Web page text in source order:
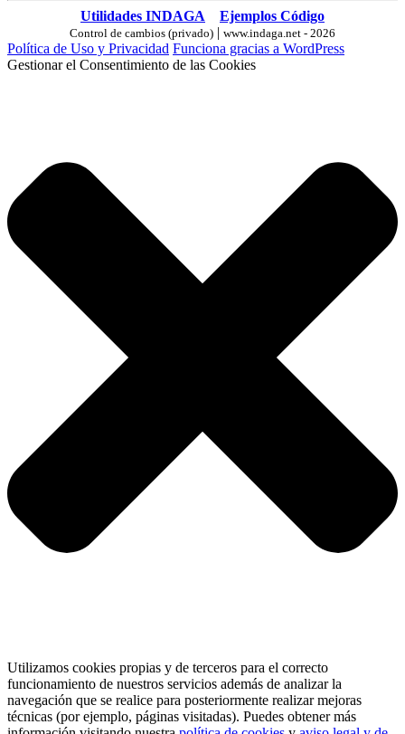
Utilidades INDAGA Ejemplos Código
Control de cambios (privado) | www.indaga.net - 2026
Política de Uso y Privacidad Funciona gracias a WordPress
Gestionar el Consentimiento de las Cookies
Utilizamos cookies propias y de terceros para el correcto
funcionamiento de nuestros servicios además de analizar la
navegación que se realice para posteriormente realizar mejoras
técnicas (por ejemplo, páginas visitadas). Puedes obtener más